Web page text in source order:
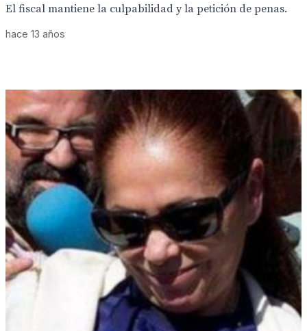
El fiscal mantiene la culpabilidad y la petición de penas.
hace 13 años